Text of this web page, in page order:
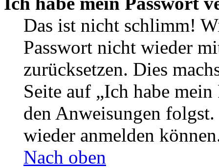
Das ist nicht schlimm!
Passwort nicht wieder
zurücksetzen. Dies
Seite auf „Ich habe
den Anweisungen
wieder anmelden
Nach oben